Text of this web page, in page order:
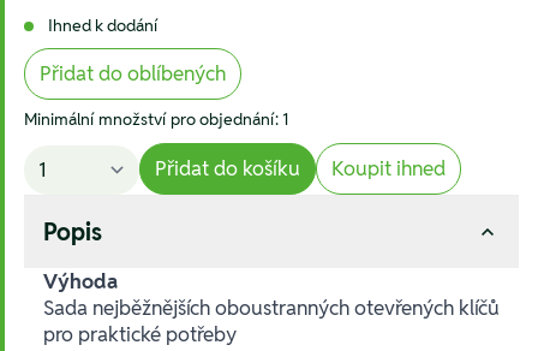
Ihned k dodání
Přidat do oblíbených
Minimální množství pro objednání: 1
Přidat do košíku Koupit ihned
Popis
Výhoda
Sada nejběžnějších oboustranných otevřených klíčů
pro praktické potřeby